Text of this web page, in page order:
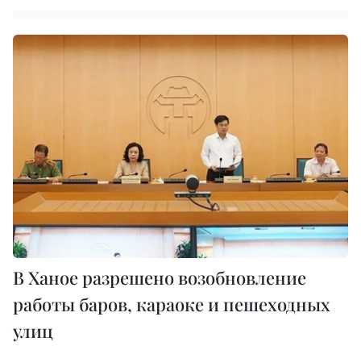
В Ханое разрешено возобновление
работы баров, караоке и пешеходных
улиц